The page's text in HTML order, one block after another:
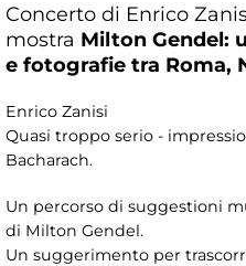
Concerto di Enrico
mostra Milton Gendel:
e fotografie tra Roma,
Enrico Zanisi
Quasi troppo serio -
Bacharach.
Un percorso di suggestioni
di Milton Gendel.
Un suggerimento per